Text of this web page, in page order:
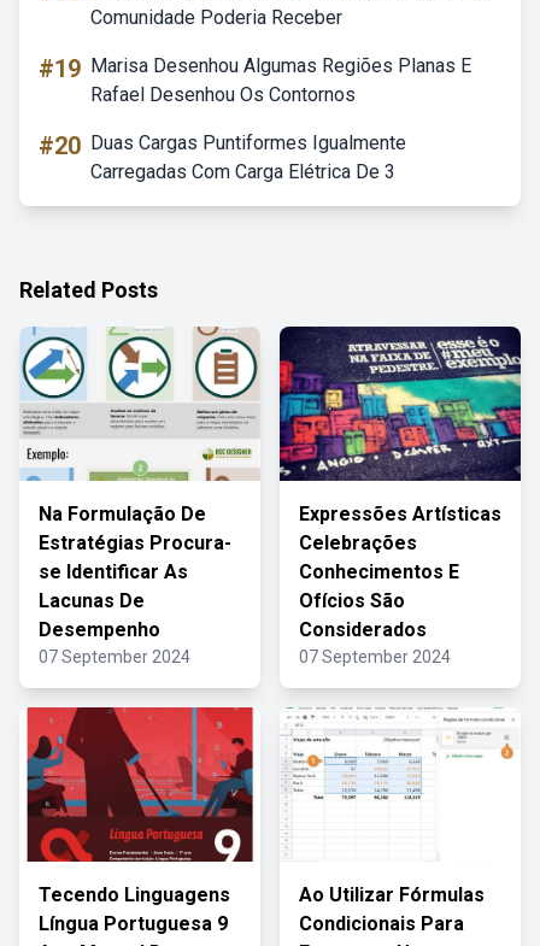
Comunidade Poderia Receber
#19 Marisa Desenhou Algumas Regiões Planas E
Rafael Desenhou Os Contornos
#20 Duas Cargas Puntiformes Igualmente
Carregadas Com Carga Elétrica De 3
Related Posts
Na Formulação De
Estratégias Procura-
se Identificar As
Lacunas De
Desempenho
07 September 2024
Expressões Artísticas
Celebrações
Conhecimentos E
Ofícios São
Considerados
07 September 2024
Tecendo Linguagens
Língua Portuguesa 9
Ao Utilizar Fórmulas
Condicionais Para